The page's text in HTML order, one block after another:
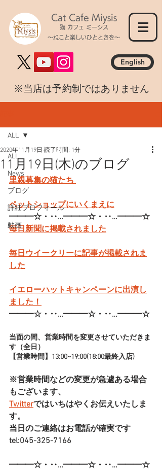
Cat Cafe Miysis
猫 カフェ ミーシス
～ねこと楽しいひとときを～
English
​※当店は予約制ではありません
ALL
News
ブログ
詳細プロフィール
動画
ALL
11月19日(木)のブログ
2020年11月19日 読了時間: 1分
里親募集の猫たち
ペットショップにいくまえに
━━━☆・‥…━━━☆・‥…━━━☆
毎日新聞に掲載されました
毎日ウイークリーに記事が掲載されま
した
イエローハットキャンペーンに出演し
ました！
━━━☆・‥…━━━☆・‥…━━━☆
当面の間、営業時間を変更させていただきま
す（全日）
【営業時間】13:00~19:00(18:00最終入店)
※営業時間などの変更が急遽ある場合
もございます、
Twitterではいちはやくお伝えいたしま
す。
当日のご連絡はお電話が確実です
tel:045-325-7166
━━━☆・‥…━━━☆・‥…━━━☆